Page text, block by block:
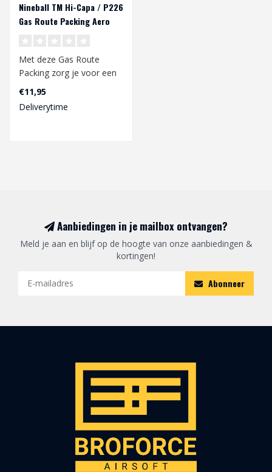
Nineball TM Hi-Capa / P226
Gas Route Packing Aero
Met deze Gas Route
Packing zorg je voor een
perfecte seal, maak je
magazijnen zo..
€11,95
Deliverytime
Aanbiedingen in je mailbox ontvangen?
Meld je aan en blijf op de hoogte van onze aanbiedingen &
kortingen!
Abonneer